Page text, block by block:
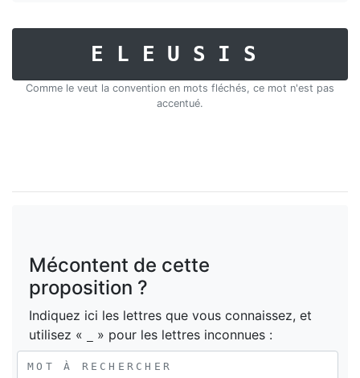
ELEUSIS
Comme le veut la convention en mots fléchés, ce mot n'est pas
accentué.
Mécontent de cette
proposition ?
Indiquez ici les lettres que vous connaissez, et
utilisez «
» pour les lettres inconnues :